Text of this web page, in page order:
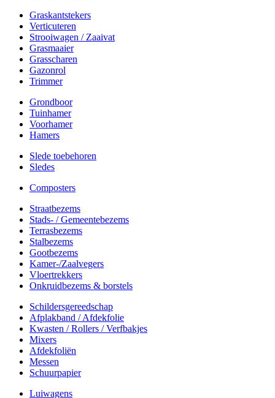
Graskantstekers
Verticuteren
Strooiwagen / Zaaivat
Grasmaaier
Grasscharen
Gazonrol
Trimmer
Grondboor
Tuinhamer
Voorhamer
Hamers
Slede toebehoren
Sledes
Composters
Straatbezems
Stads- / Gemeentebezems
Terrasbezems
Stalbezems
Gootbezems
Kamer-/Zaalvegers
Vloertrekkers
Onkruidbezems & borstels
Schildersgereedschap
Afplakband / Afdekfolie
Kwasten / Rollers / Verfbakjes
Mixers
Afdekfoliën
Messen
Schuurpapier
Luiwagens